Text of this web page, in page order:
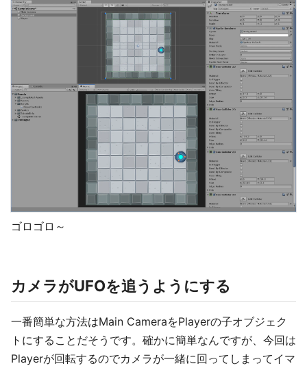
ゴロゴロ～
カメラがUFOを追うようにする
一番簡単な方法はMain CameraをPlayerの子オブジェク
トにすることだそうです。確かに簡単なんですが、今回は
Playerが回転するのでカメラが一緒に回ってしまってイマ